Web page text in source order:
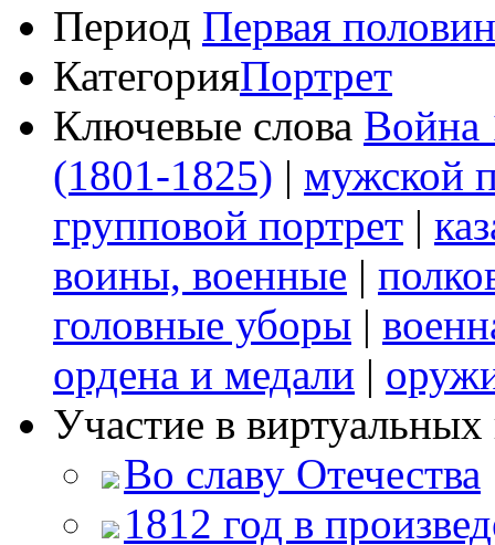
Период Первая
КатегорияПортрет
Ключевые слова Война
(1801-1825) | мужской
групповой портрет |
воины, военные |
головные уборы |
ордена и медали |
Участие в
Во славу Отечества
1812 год в